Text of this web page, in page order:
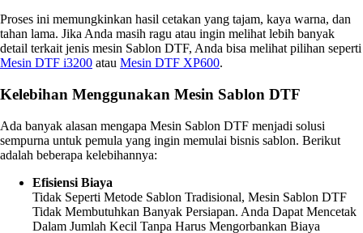
Proses ini memungkinkan hasil cetakan yang tajam, kaya warna, dan
tahan lama. Jika Anda masih ragu atau ingin melihat lebih banyak
detail terkait jenis mesin Sablon DTF, Anda bisa melihat pilihan seperti
Mesin DTF i3200 atau Mesin DTF XP600.
Kelebihan Menggunakan Mesin Sablon DTF
Ada banyak alasan mengapa Mesin Sablon DTF menjadi solusi
sempurna untuk pemula yang ingin memulai bisnis sablon. Berikut
adalah beberapa kelebihannya:
Efisiensi Biaya
Tidak Seperti Metode Sablon Tradisional, Mesin Sablon DTF
Tidak Membutuhkan Banyak Persiapan. Anda Dapat Mencetak
Dalam Jumlah Kecil Tanpa Harus Mengorbankan Biaya